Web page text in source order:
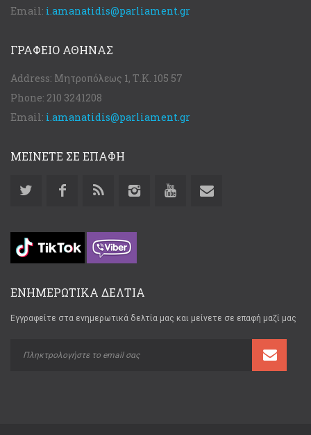
Email: i.amanatidis@parliament.gr
ΓΡΑΦΕΊΟ ΑΘΉΝΑΣ
Address: Μητροπόλεως 1, Τ.Κ. 105 57
Phone: 210 3241208
Email: i.amanatidis@parliament.gr
ΜΕΙΝΕΤΕ ΣΕ ΕΠΑΦΗ
ΕΝΗΜΕΡΩΤΙΚΑ ΔΕΛΤΙΑ
Εγγραφείτε στα ενημερωτικά δελτία μας και μείνετε σε επαφή μαζί μας